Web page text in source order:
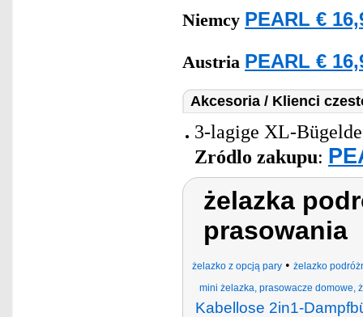
Niemcy PEARL €
Austria PEARL €
Akcesoria / Klienci
3-lagige XL-
Zródlo zakupu:
żelazka
prasowania
żelazko z opcją pary • żelazko
mini żelazka, prasowacze domowe,
Kabellose 2in1-